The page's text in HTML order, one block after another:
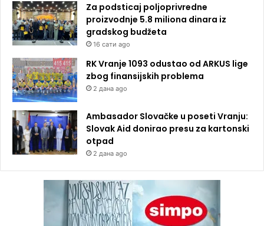
Za podsticaj poljoprivredne
proizvodnje 5.8 miliona dinara iz
gradskog budžeta
16 сати ago
RK Vranje 1093 odustao od ARKUS lige
zbog finansijskih problema
2 дана ago
Ambasador Slovačke u poseti Vranju:
Slovak Aid donirao presu za kartonski
otpad
2 дана ago